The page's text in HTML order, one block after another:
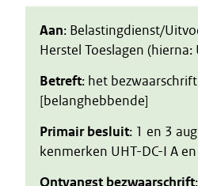
Aan: Belastingdienst/
Herstel Toeslagen (hierna:
Betreft: het
[belanghebbende]
Primair besluit: 1 en 3
kenmerken UHT-DC-I A
Ontvangst bezwaarschrift